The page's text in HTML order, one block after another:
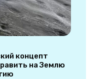
концепт
на Землю